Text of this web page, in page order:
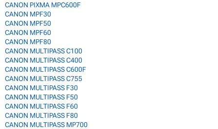
CANON PIXMA MPC600F
CANON MPF30
CANON MPF50
CANON MPF60
CANON MPF80
CANON MULTIPASS C100
CANON MULTIPASS C400
CANON MULTIPASS C600F
CANON MULTIPASS C755
CANON MULTIPASS F30
CANON MULTIPASS F50
CANON MULTIPASS F60
CANON MULTIPASS F80
CANON MULTIPASS MP700